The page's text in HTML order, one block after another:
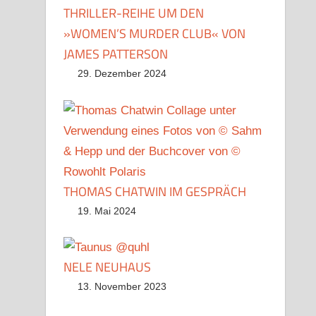
THRILLER-REIHE UM DEN
»WOMEN’S MURDER CLUB« VON
JAMES PATTERSON
29. Dezember 2024
THOMAS CHATWIN IM GESPRÄCH
19. Mai 2024
NELE NEUHAUS
13. November 2023